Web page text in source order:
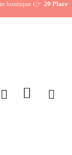
boutique 👉20 Place